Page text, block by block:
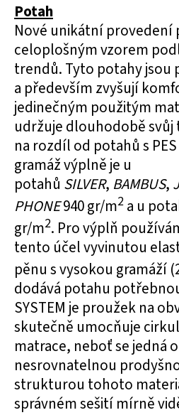
Potah
Nové unikátní provedení
celoplošným vzorem
trendů. Tyto potahy jsou
a především zvyšují
jedinečným použitým
udržuje dlouhodobě svůj
na rozdíl od potahů s
gramáž výplně je u
potahů SILVER, BAMBUS,
PHONE940 gr/m2 a u
gr/m2. Pro výplň
tento účel vyvinutou
pěnu s vysokou gramáží
dodává potahu
SYSTEM je proužek na
skutečně umocňuje
matrace, neboť se jedná
nesrovnatelnou
strukturou tohoto
správném sešití mírně